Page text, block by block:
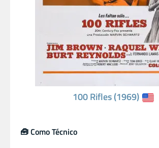
100 Rifles (1969)
🧰 Como Técnico